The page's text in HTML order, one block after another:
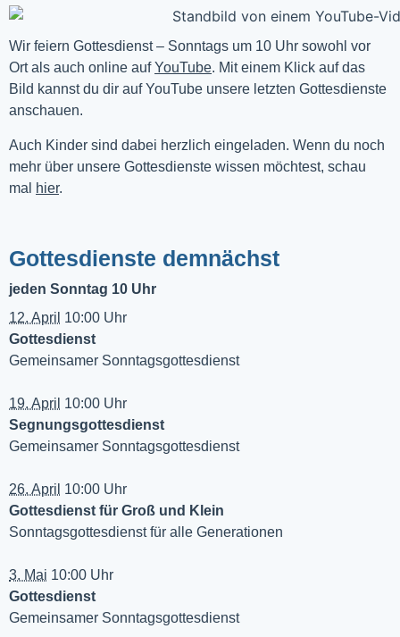
Wir feiern Gottesdienst – Sonntags um 10 Uhr sowohl vor
Ort als auch online auf YouTube. Mit einem Klick auf das
Bild kannst du dir auf YouTube unsere letzten Gottesdienste
anschauen.
Auch Kinder sind dabei herzlich eingeladen. Wenn du noch
mehr über unsere Gottesdienste wissen möchtest, schau
mal
hier.
Gottesdienste demnächst
jeden Sonntag 10 Uhr
12. April 10:00 Uhr
Gottesdienst
Gemeinsamer Sonntagsgottesdienst
19. April 10:00 Uhr
Segnungsgottesdienst
Gemeinsamer Sonntagsgottesdienst
26. April 10:00 Uhr
Gottesdienst für Groß und Klein
Sonntagsgottesdienst für alle Generationen
3. Mai 10:00 Uhr
Gottesdienst
Gemeinsamer Sonntagsgottesdienst